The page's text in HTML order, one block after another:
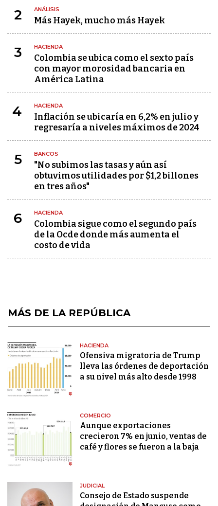
2 ANÁLISIS
Más Hayek, mucho más Hayek
3 HACIENDA
Colombia se ubica como el sexto país
con mayor morosidad bancaria en
América Latina
4 HACIENDA
Inflación se ubicaría en 6,2% en julio y
regresaría a niveles máximos de 2024
5 BANCOS
"No subimos las tasas y aún así
obtuvimos utilidades por $1,2 billones
en tres años"
6 HACIENDA
Colombia sigue como el segundo país
de la Ocde donde más aumenta el
costo de vida
MÁS DE LA REPÚBLICA
HACIENDA
Ofensiva migratoria de Trump
lleva las órdenes de deportación
a su nivel más alto desde 1998
COMERCIO
Aunque exportaciones
crecieron 7% en junio, ventas de
café y flores se fueron a la baja
JUDICIAL
Consejo de Estado suspende